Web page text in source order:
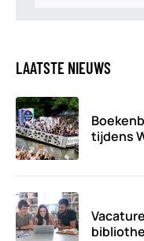
LAATSTE NIEUWS
tijdens